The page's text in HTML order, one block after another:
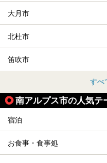
大月市
北杜市
笛吹市
すべ
南アルプス市の人気テ
宿泊
お食事・食事処